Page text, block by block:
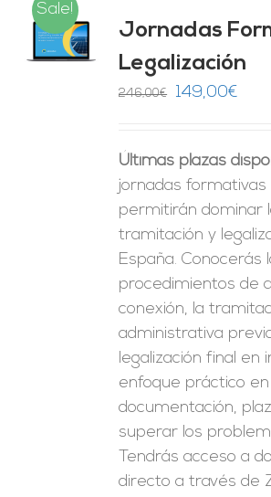
Sale!
Jornadas
Legalización
246,00€
El
era:
246,00€.
149,00€
es:
Últimas plazas
jornadas
permitirán dominar
tramitación y
España. Conocerás
procedimientos de
conexión, la
administrativa
legalización final en
enfoque práctico en
documentación,
superar los
Tendrás acceso a
directo a través de